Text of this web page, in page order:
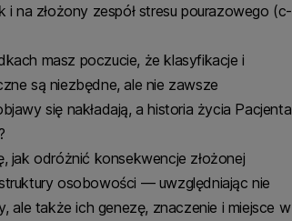
i na złożony zespół stresu pourazowego (c-
masz poczucie, że klasyfikacje i
są niezbędne, ale nie zawsze
się nakładają, a historia życia Pacjenta
jak odróżnić konsekwencje złożonej
osobowości — uwzględniając nie
ale także ich genezę, znaczenie i miejsce w